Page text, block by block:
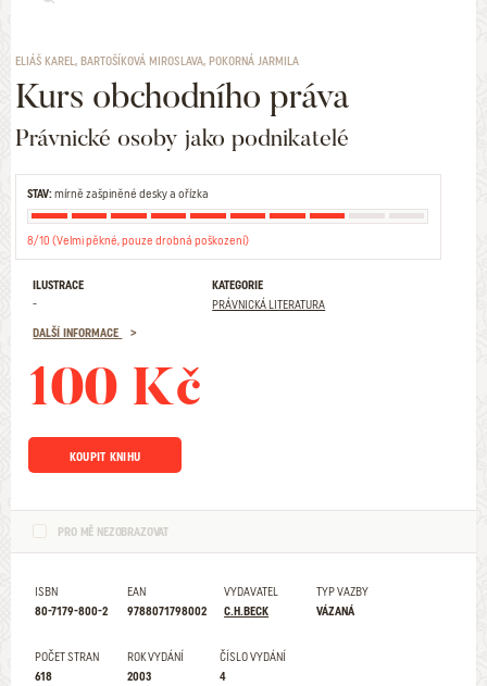
ELIÁŠ KAREL, BARTOŠÍKOVÁ MIROSLAVA, POKORNÁ JARMILA
Kurs obchodního práva
Právnické osoby jako podnikatelé
STAV:mírně zašpiněné desky a ořízka
8/10 (Velmi pěkné, pouze drobná poškození)
ILUSTRACE
-
KATEGORIE
PRÁVNICKÁ LITERATURA
DALŠÍ INFORMACE
100 Kč
KOUPIT KNIHU
PRO MĚ NEZOBRAZOVAT
ISBN
80-7179-800-2
EAN
9788071798002
VYDAVATEL
C.H.BECK
TYP VAZBY
VÁZANÁ
POČET STRAN
618
ROK VYDÁNÍ
2003
ČÍSLO VYDÁNÍ
4